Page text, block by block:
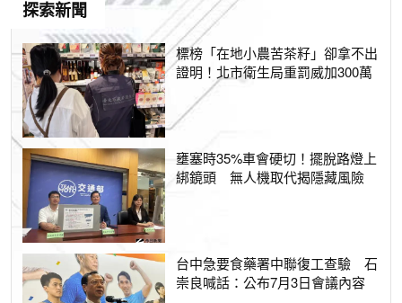
探索新聞
標榜「在地小農苦茶籽」卻拿不出
證明！北市衛生局重罰威加300萬
壅塞時35%車會硬切！擺脫路燈上
綁鏡頭 無人機取代揭隱藏風險
台中急要食藥署中聯復工查驗 石
崇良喊話：公布7月3日會議內容